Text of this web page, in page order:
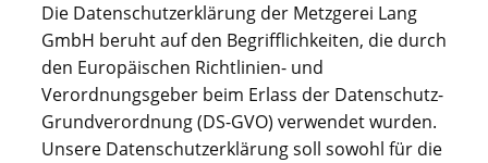
Die Datenschutzerklärung der Metzgerei Lang
GmbH beruht auf den Begrifflichkeiten, die durch
den Europäischen Richtlinien- und
Verordnungsgeber beim Erlass der Datenschutz-
Grundverordnung (DS-GVO) verwendet wurden.
Unsere Datenschutzerklärung soll sowohl für die